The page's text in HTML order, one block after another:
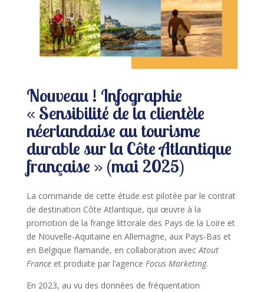
Nouveau ! Infographie
« Sensibilité de la clientèle
néerlandaise au tourisme
durable sur la Côte Atlantique
française » (mai 2025)
La commande de cette étude est pilotée par le contrat
de destination Côte Atlantique, qui œuvre à la
promotion de la frange littorale des Pays de la Loire et
de Nouvelle-Aquitaine en Allemagne, aux Pays-Bas et
en Belgique flamande, en collaboration avecAtout
Franceet produite par l’agence Focus Marketing.
En 2023, au vu des données de fréquentation